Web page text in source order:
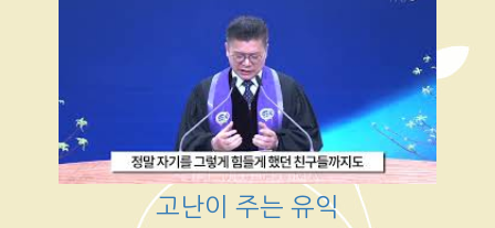
고난이 주는 유익